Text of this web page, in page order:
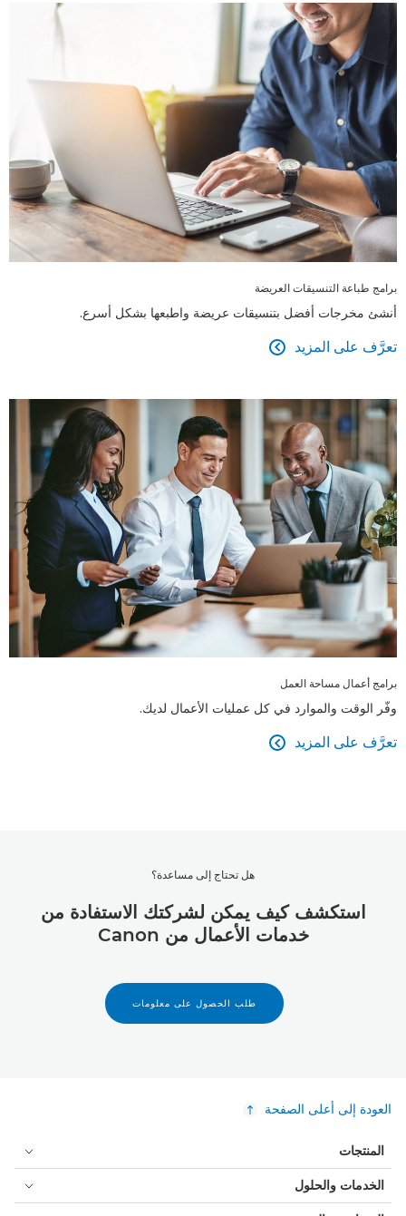
برامج طباعة التنسيقات العريضة
أنشئ مخرجات أفضل بتنسيقات عريضة واطبعها بشكل أسرع.
تعرَّف على المزيد 
برامج أعمال مساحة العمل
وفّر الوقت والموارد في كل عمليات الأعمال لديك.
تعرَّف على المزيد 
هل تحتاج إلى مساعدة؟
استكشف كيف يمكن لشركتك الاستفادة من
خدمات الأعمال من Canon
طلب الحصول على معلومات
العودة إلى أعلى الصفحة
المنتجات
الخدمات والحلول